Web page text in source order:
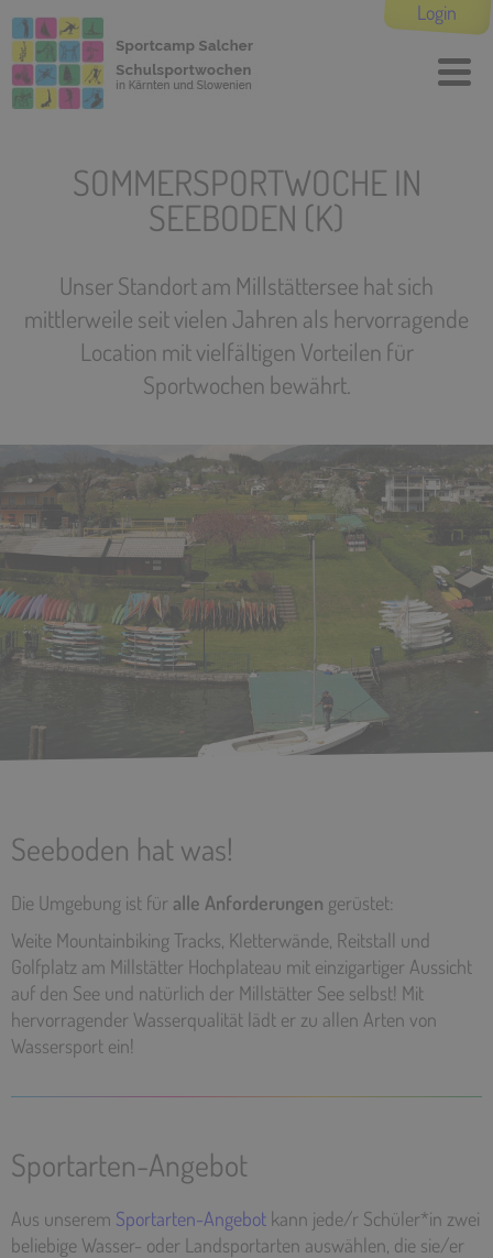
Login
SOMMERSPORTWOCHE IN
SEEBODEN (K)
Unser Standort am Millstättersee hat sich
mittlerweile seit vielen Jahren als hervorragende
Location mit vielfältigen Vorteilen für
Sportwochen bewährt.
Seeboden hat was!
Die Umgebung ist für alle Anforderungen gerüstet:
Weite Mountainbiking Tracks, Kletterwände, Reitstall und
Golfplatz am Millstätter Hochplateau mit einzigartiger Aussicht
auf den See und natürlich der Millstätter See selbst! Mit
hervorragender Wasserqualität lädt er zu allen Arten von
Wassersport ein!
Sportarten-Angebot
Aus unserem Sportarten-Angebot kann jede/r Schüler*in zwei
beliebige Wasser- oder Landsportarten auswählen, die sie/er